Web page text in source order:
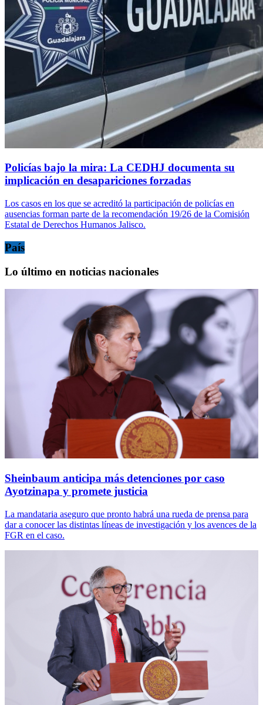
Policías bajo la mira: La CEDHJ documenta su
implicación en desapariciones forzadas
Los casos en los que se acreditó la participación de policías en
ausencias forman parte de la recomendación 19/26 de la Comisión
Estatal de Derechos Humanos Jalisco.
País
Lo último en noticias nacionales
Sheinbaum anticipa más detenciones por caso
Ayotzinapa y promete justicia
La mandataria aseguro que pronto habrá una rueda de prensa para
dar a conocer las distintas líneas de investigación y los avences de la
FGR en el caso.